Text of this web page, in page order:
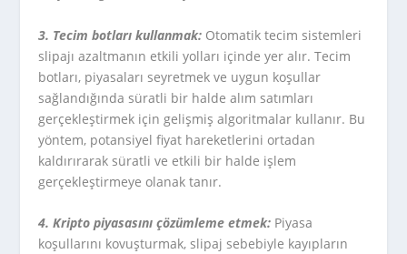
3. Tecim botları kullanmak: Otomatik tecim sistemleri
slipajı azaltmanın etkili yolları içinde yer alır. Tecim
botları, piyasaları seyretmek ve uygun koşullar
sağlandığında süratli bir halde alım satımları
gerçekleştirmek için gelişmiş algoritmalar kullanır. Bu
yöntem, potansiyel fiyat hareketlerini ortadan
kaldırırarak süratli ve etkili bir halde işlem
gerçekleştirmeye olanak tanır.
4.Kripto piyasasını çözümleme etmek: Piyasa
koşullarını kovuşturmak, slipaj sebebiyle kayıpların